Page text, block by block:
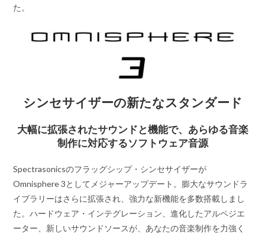
た。
シンセサイザーの新たなスタンダード
大幅に拡張されたサウンドと機能で、あらゆる音楽
制作に対応するソフトウェア音源
Spectrasonicsのフラッグシップ・シンセサイザーが
Omnisphere 3としてメジャーアップデート。膨大なサウンドラ
イブラリーはさらに拡張され、強力な新機能を多数搭載しまし
た。ハードウェア・インテグレーション、進化したアルペジエ
ーター、新しいサウンドソースが、あなたの音楽制作を力強く